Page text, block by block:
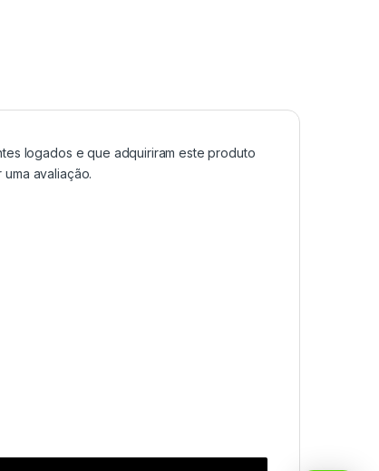
logados e que adquiriram este produto
avaliação.